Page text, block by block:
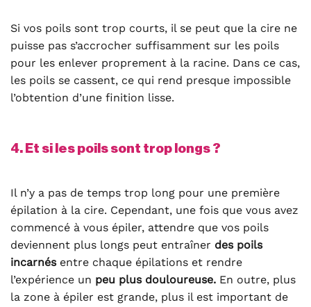
Si vos poils sont trop courts, il se peut que la cire ne
puisse pas s’accrocher suffisamment sur les poils
pour les enlever proprement à la racine. Dans ce cas,
les poils se cassent, ce qui rend presque impossible
l’obtention d’une finition lisse.
4. Et si les poils sont trop longs ?
Il n’y a pas de temps trop long pour une première
épilation à la cire. Cependant, une fois que vous avez
commencé à vous épiler, attendre que vos poils
deviennent plus longs peut entraîner des poils
incarnésentre chaque épilations et rendre
l’expérience un peu plus douloureuse. En outre, plus
la zone à épiler est grande, plus il est important de